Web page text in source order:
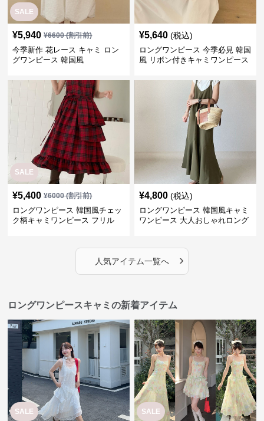
SALE
¥5,940 ¥6600(割引前)
今季新作 花レース キャミ ロン
グワンピース 韓国風
¥5,640 (税込)
ロングワンピース 今季必見 韓国
風 リボン付きキャミワンピース
SALE
¥5,400 ¥6000(割引前)
ロングワンピース 韓国風チェッ
ク柄キャミワンピース フリル
¥4,800 (税込)
ロングワンピース 韓国風キャミ
ワンピース 大人おしゃれロング
人気アイテム一覧へ ›
ロングワンピースキャミの新着アイテム
SALE SALE